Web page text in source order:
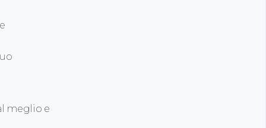
meglio e